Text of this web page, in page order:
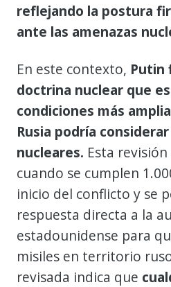
reflejando la postura
ante las amenazas
En este contexto, Putin
doctrina nuclear que
condiciones más
Rusia podría
nucleares. Esta
cuando se cumplen
inicio del conflicto y se
respuesta directa a la
estadounidense para
misiles en territorio
revisada indica que